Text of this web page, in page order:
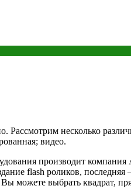
несколько
видео.
производит
flash роликов,
Вы можете выбрать квадрат,